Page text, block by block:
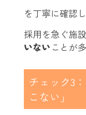
を丁寧に確認し
採用を急ぐ施設
いないことが
チェック3
こない」